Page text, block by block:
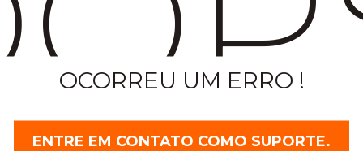
OCORREU UM ERRO !
ENTRE EM CONTATO COMO SUPORTE.